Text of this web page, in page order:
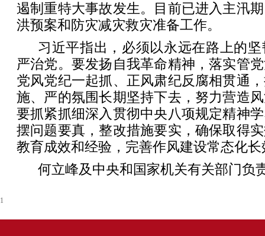
遏制重特大事故发生。目前已进入主汛
洪预案和防灾减灾救灾准备工作。
习近平指出，必须以永远在路上的
严治党。要发扬自我革命精神，落实管
党风党纪一起抓、正风肃纪反腐相贯通
施、严的氛围长期坚持下去，努力营造
要抓紧抓细深入贯彻中央八项规定精神
摆问题要真，整改措施要实，确保取得
教育成效和经验，完善作风建设常态化
何立峰及中央和国家机关有关部门负
1